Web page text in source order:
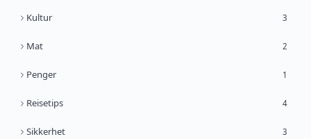
Kultur 3
Mat 2
Penger 1
Reisetips 4
Sikkerhet 3